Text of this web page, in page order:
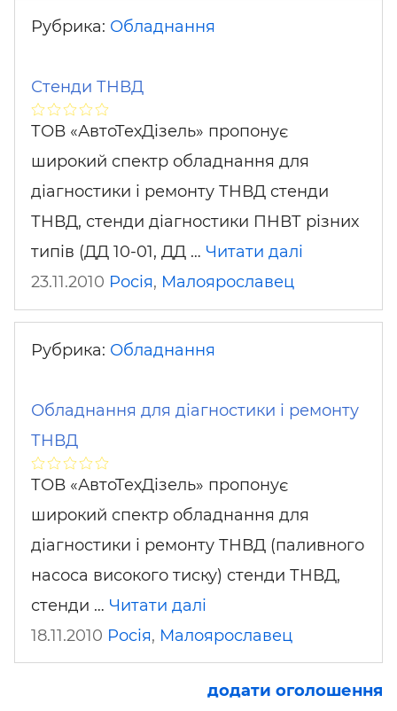
Рубрика: Обладнання
Стенди ТНВД
ТОВ «АвтоТехДізель» пропонує
широкий спектр обладнання для
діагностики і ремонту ТНВД стенди
ТНВД, стенди діагностики ПНВТ різних
типів (ДД 10-01, ДД … Читати далі
23.11.2010 Росія, Малоярославец
Рубрика: Обладнання
Обладнання для діагностики і ремонту
ТНВД
ТОВ «АвтоТехДізель» пропонує
широкий спектр обладнання для
діагностики і ремонту ТНВД (паливного
насоса високого тиску) стенди ТНВД,
стенди … Читати далі
18.11.2010 Росія, Малоярославец
додати оголошення